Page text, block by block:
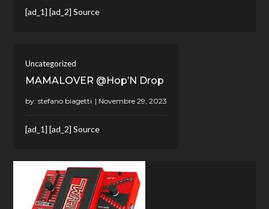
[ad_1] [ad_2] Source
Uncategorized
MAMALOVER @Hop’N Drop
by:stefano biagetti
[ad_1] [ad_2] Source